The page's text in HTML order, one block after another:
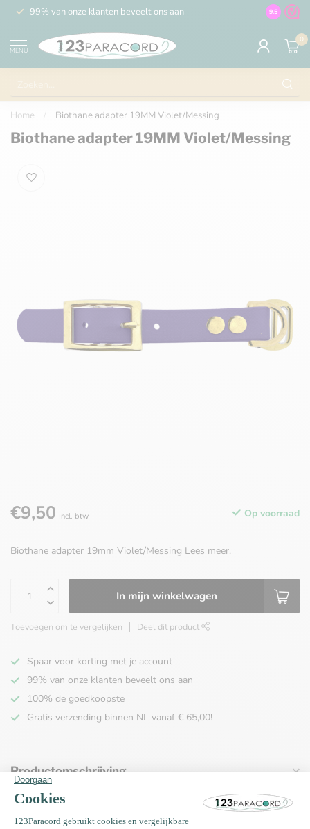
99% van onze klanten beveelt ons aan 100% de
9.5
MENU
0
Home Biothane adapter 19MM Violet/Messing
Biothane adapter 19MM Violet/Messing
€9,50 Incl. btw Op voorraad
Biothane adapter 19mm Violet/Messing Lees meer.
In mijn winkelwagen
Toevoegen om te vergelijken Deel dit product
Spaar voor korting met je account
99% van onze klanten beveelt ons aan
100% de goedkoopste
Gratis verzending binnen NL vanaf € 65,00!
Productomschrijving
Specificaties